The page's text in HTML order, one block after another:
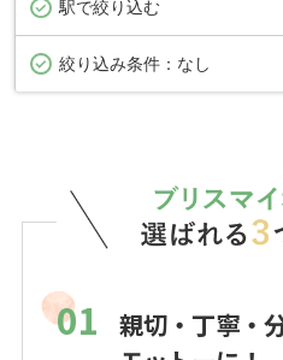
駅で絞り込む
絞り込み条件： なし
01
親切・丁寧・